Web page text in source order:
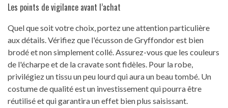
Les points de vigilance avant l’achat
Quel que soit votre choix, portez une attention particulière
aux détails. Vérifiez que l'écusson de Gryffondor est bien
brodé et non simplement collé. Assurez-vous que les couleurs
de l'écharpe et de la cravate sont fidèles. Pour la robe,
privilégiez un tissu un peu lourd qui aura un beau tombé. Un
costume de qualité est un investissement qui pourra être
réutilisé et qui garantira un effet bien plus saisissant.